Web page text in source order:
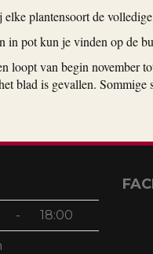
plantensoort de
in pot kun je vinden op de
loopt van begin november
blad is gevallen.
- 18:00